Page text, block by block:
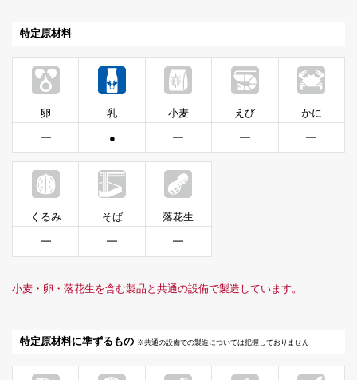
特定原材料
卵
━
乳
●
小麦
━
えび
━
かに
━
くるみ
━
そば
━
落花生
━
小麦・卵・落花生を含む製品と共通の設備で製造しています。
特定原材料に準ずるもの ※共通の設備での製造については把握しておりません